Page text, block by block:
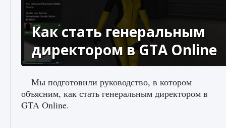
Как стать генеральным
директором в GTA Online
Мы подготовили руководство, в котором
объясним, как стать генеральным директором в
GTA Online.